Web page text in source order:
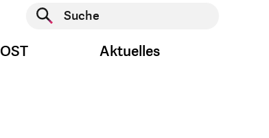
Suche starten
Aktuelles